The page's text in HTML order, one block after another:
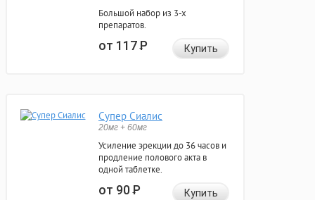
Большой набор из 3-х
препаратов.
от 117Р Купить
Супер Сиалис
20мг + 60мг
Усиление эрекции до 36 часов и
продление полового акта в
одной таблетке.
от 90Р Купить